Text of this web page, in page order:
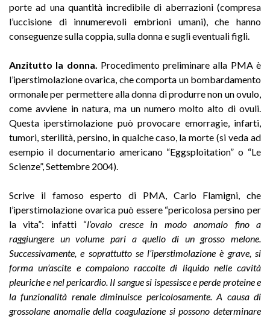
porte ad una quantità incredibile di aberrazioni (compresa
l’uccisione di innumerevoli embrioni umani), che hanno
conseguenze sulla coppia, sulla donna e sugli eventuali figli.
Anzitutto la donna. Procedimento preliminare alla PMA è
l’iperstimolazione ovarica, che comporta un bombardamento
ormonale per permettere alla donna di produrre non un ovulo,
come avviene in natura, ma un numero molto alto di ovuli.
Questa iperstimo­lazione può provocare emorragie, infarti,
tumori, sterilità, persino, in qualche caso, la morte (si veda ad
esempio il documentario americano “Eggsploitation” o “Le
Scienze”, Settembre 2004).
Scrive il famoso esperto di PMA, Carlo Flamigni, che
l’iperstimolazione ovarica può essere “pericolosa persino per
la vita”: infatti “l’ovaio cresce in modo anomalo fino a
raggiungere un volume pari a quello di un grosso melone.
Successivamente, e soprattutto se l’iperstimolazione è grave, si
forma un’ascite e compaiono raccolte di liquido nelle cavità
pleuriche e nel pericardio. Il sangue si ispessisce e perde proteine e
la funzionalità renale diminuisce pericolosamente. A causa di
grossolane anomalie della coagulazione si possono determinare